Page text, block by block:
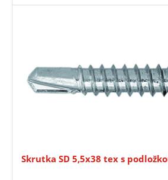
Skrutka SD 5,5x38 tex s